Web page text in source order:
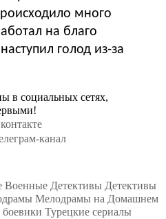
много
на благо
голод из-за
в социальных сетях,
Военные Детективы Детективы
Мелодрамы на Домашнем
Турецкие сериалы